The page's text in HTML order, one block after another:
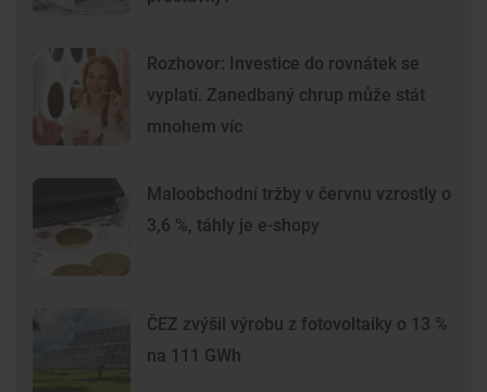
Rozhovor: Investice do rovnátek se
vyplatí. Zanedbaný chrup může stát
mnohem víc
Maloobchodní tržby v červnu vzrostly o
3,6 %, táhly je e-shopy
ČEZ zvýšil výrobu z fotovoltaiky o 13 %
na 111 GWh